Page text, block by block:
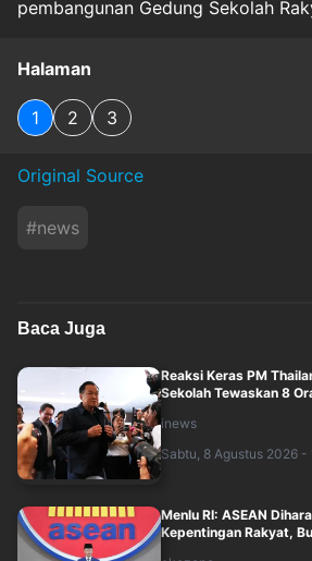
pembangunan Gedung Sekolah
Halaman
1 2 3
Original Source
#news
Baca Juga
Reaksi Keras PM
Sekolah Tewaskan 8
inews
Sabtu, 8 Agustus 2026 -
Menlu RI: ASEAN
Kepentingan Rakyat,